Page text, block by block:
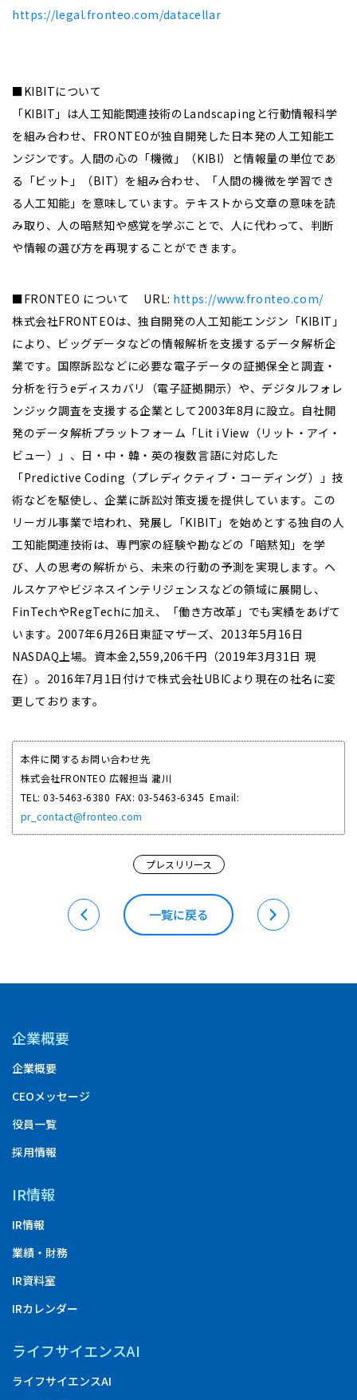
https://legal.fronteo.com/datacellar
■KIBITについて
「KIBIT」は人工知能関連技術のLandscapingと行動情報科学
を組み合わせ、FRONTEOが独自開発した日本発の人工知能エ
ンジンです。人間の心の「機微」（KIBI）と情報量の単位であ
る「ビット」（BIT）を組み合わせ、「人間の機微を学習でき
る人工知能」を意味しています。テキストから文章の意味を読
み取り、人の暗黙知や感覚を学ぶことで、人に代わって、判断
や情報の選び方を再現することができます。
■FRONTEO について URL: https://www.fronteo.com/
株式会社FRONTEOは、独自開発の人工知能エンジン「KIBIT」
により、ビッグデータなどの情報解析を支援するデータ解析企
業です。国際訴訟などに必要な電子データの証拠保全と調査・
分析を行うeディスカバリ（電子証拠開示）や、デジタルフォレ
ンジック調査を支援する企業として2003年8月に設立。自社開
発のデータ解析プラットフォーム「Lit i View（リット・アイ・
ビュー）」、日・中・韓・英の複数言語に対応した
「Predictive Coding（プレディクティブ・コーディング）」技
術などを駆使し、企業に訴訟対策支援を提供しています。この
リーガル事業で培われ、発展し「KIBIT」を始めとする独自の人
工知能関連技術は、専門家の経験や勘などの「暗黙知」を学
び、人の思考の解析から、未来の行動の予測を実現します。ヘ
ルスケアやビジネスインテリジェンスなどの領域に展開し、
FinTechやRegTechに加え、「働き方改革」でも実績をあげて
います。2007年6月26日東証マザーズ、2013年5月16日
NASDAQ上場。資本金2,559,206千円（2019年3月31日 現
在）。2016年7月1日付けで株式会社UBICより現在の社名に変
更しております。
本件に関するお問い合わせ先
株式会社FRONTEO 広報担当 瀧川
TEL: 03-5463-6380 FAX: 03-5463-6345 Email:
pr_contact@fronteo.com
プレスリリース
一覧に戻る
企業概要
企業概要
CEOメッセージ
役員一覧
採用情報
IR情報
IR情報
業績・財務
IR資料室
IRカレンダー
ライフサイエンスAI
ライフサイエンスAI